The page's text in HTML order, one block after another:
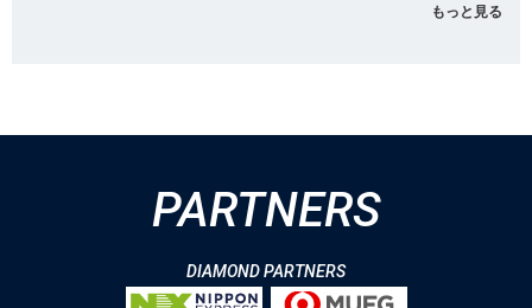
もっと見る
PARTNERS
DIAMOND PARTNERS